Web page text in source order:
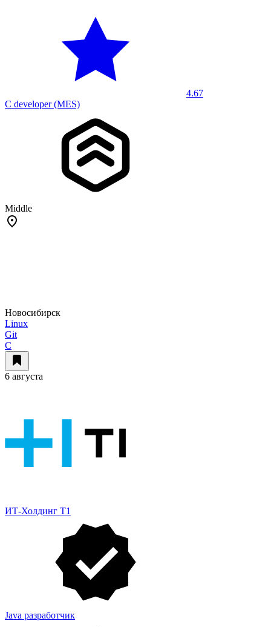
4.67
C developer (MES)
Middle
Новосибирск
Linux
Git
C
6 августа
ИТ-Холдинг Т1
Java разработчик